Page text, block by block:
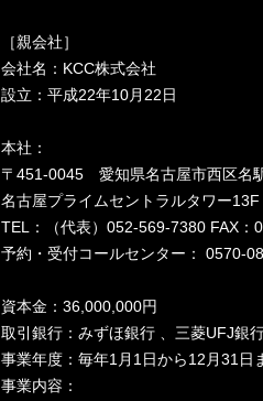
［親会社］
会社名：KCC株式会社
設立：平成22年10月22日
本社：
〒451-0045 愛知県名古屋市西区
名古屋プライムセントラルタワー13F
TEL：（代表）052-569-7380 FAX：
予約・受付コールセンター： 0570-
資本金：36,000,000円
取引銀行：みずほ銀行 、三菱UFJ銀
事業年度：毎年1月1日から12月31日
事業内容：